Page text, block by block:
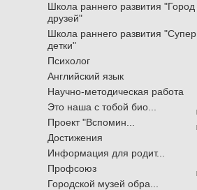
Школа раннего развития "Город
друзей"
Школа раннего развития "Супер
детки"
Психолог
Английский язык
Научно-методическая работа
Это наша с тобой био...
Проект "Вспомин...
Достижения
Информация для родит...
Профсоюз
Городской музей обра...